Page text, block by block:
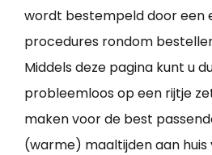
wordt bestempeld door een
procedures rondom
Middels deze pagina kunt u
probleemloos op een rijtje
maken voor de best
(warme) maaltijden aan huis